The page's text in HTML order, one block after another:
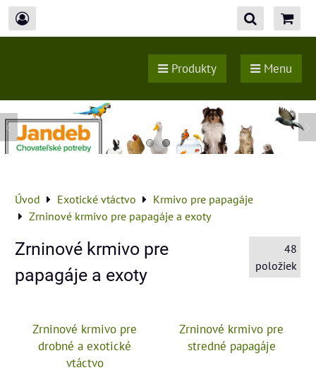
Produkty Menu
Úvod Exotické vtáctvo
Krmivo pre papagáje
Zrninové krmivo pre papagáje a exoty
Zrninové krmivo pre
papagáje a exoty
48
položiek
Zrninové krmivo pre
drobné a exotické
vtáctvo
Zrninové krmivo pre
stredné papagáje